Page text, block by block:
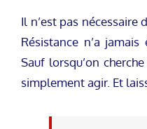
Il n’est pas nécessaire
Résistance n’a
Sauf lorsqu’on
simplement agir. Et